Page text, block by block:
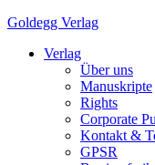
Goldegg Verlag
Verlag
Über uns
Manuskripte
Rights
Corporate
Kontakt &
GPSR